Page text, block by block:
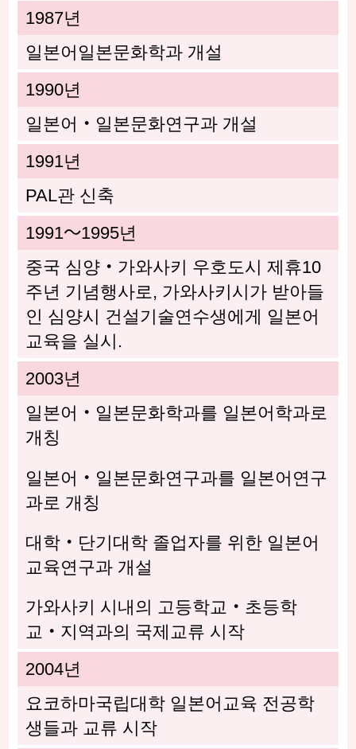
1987년
일본어일본문화학과 개설
1990년
일본어・일본문화연구과 개설
1991년
PAL관 신축
1991～1995년
중국 심양・가와사키 우호도시 제휴10
주년 기념행사로, 가와사키시가 받아들
인 심양시 건설기술연수생에게 일본어
교육을 실시.
2003년
일본어・일본문화학과를 일본어학과로
개칭
일본어・일본문화연구과를 일본어연구
과로 개칭
대학・단기대학 졸업자를 위한 일본어
교육연구과 개설
가와사키 시내의 고등학교・초등학
교・지역과의 국제교류 시작
2004년
요코하마국립대학 일본어교육 전공학
생들과 교류 시작